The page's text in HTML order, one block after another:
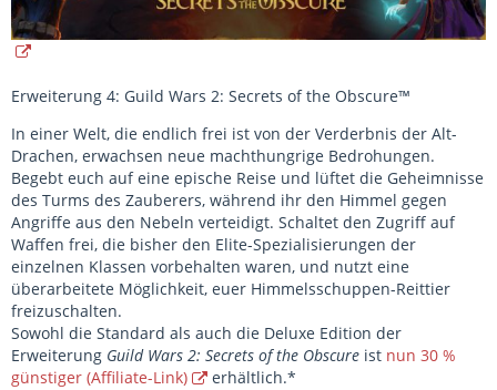
Erweiterung 4: Guild Wars 2: Secrets of the Obscure™
In einer Welt, die endlich frei ist von der Verderbnis der Alt-
Drachen, erwachsen neue machthungrige Bedrohungen.
Begebt euch auf eine epische Reise und lüftet die Geheimnisse
des Turms des Zauberers, während ihr den Himmel gegen
Angriffe aus den Nebeln verteidigt. Schaltet den Zugriff auf
Waffen frei, die bisher den Elite-Spezialisierungen der
einzelnen Klassen vorbehalten waren, und nutzt eine
überarbeitete Möglichkeit, euer Himmelsschuppen-Reittier
freizuschalten.
Sowohl die Standard als auch die Deluxe Edition der
Erweiterung Guild Wars 2: Secrets of the Obscure ist nun 30 %
günstiger (Affiliate-Link)
erhältlich.*